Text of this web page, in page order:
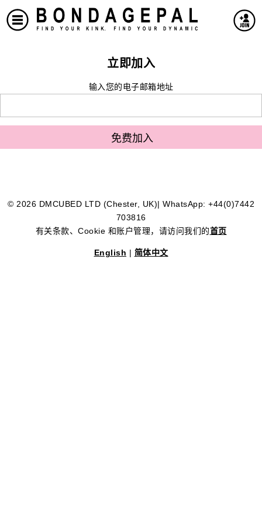
立即加入
输入您的电子邮箱地址
© 2026 DMCUBED LTD (Chester, UK)| WhatsApp: +44(0)7442
703816
有关条款、Cookie 和账户管理，请访问我们的首页
English | 简体中文